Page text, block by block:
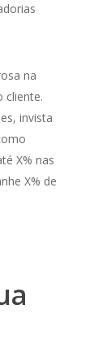
na
cliente.
invista
X% nas
X% de